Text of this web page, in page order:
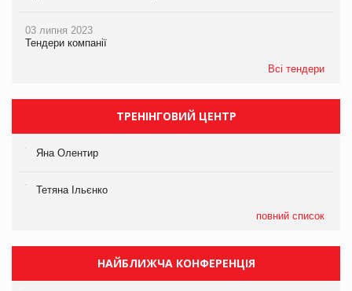
03 липня 2023
Тендери компанії
Всі тендери
ТРЕНІНГОВИЙ ЦЕНТР
Яна Олентир
Тетяна Ільєнко
повний список
НАЙБЛИЖЧА КОНФЕРЕНЦІЯ